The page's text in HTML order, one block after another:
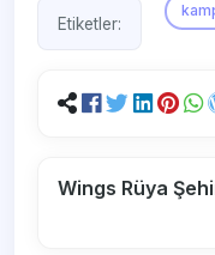
Etiketler:
Wings Rüya